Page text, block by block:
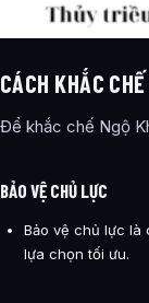
CÁCH KHẮC
Để khắc chế Ngộ
BẢO VỆ CHỦ LỰC
Bảo vệ chủ lực là
lựa chọn tối ưu.